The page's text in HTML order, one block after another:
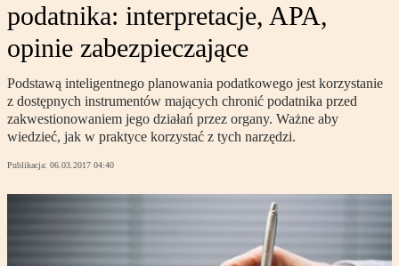
podatnika: interpretacje, APA,
opinie zabezpieczające
Podstawą inteligentnego planowania podatkowego jest korzystanie
z dostępnych instrumentów mających chronić podatnika przed
zakwestionowaniem jego działań przez organy. Ważne aby
wiedzieć, jak w praktyce korzystać z tych narzędzi.
Publikacja: 06.03.2017 04:40